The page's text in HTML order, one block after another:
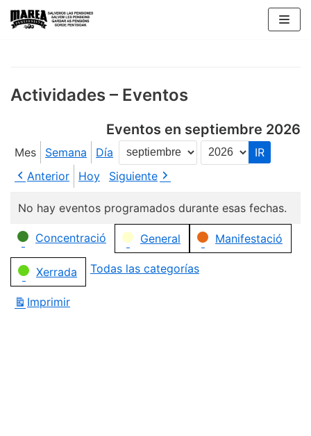
Saltar
Actividades – Eventos
Eventos en septiembre 2026
Mes Semana Día
Mes
Año
Anterior
Hoy Siguiente
No hay eventos programados durante esas fechas.
Categorías
Concentració General Manifestació
Xerrada Todas las categorías
Imprimir